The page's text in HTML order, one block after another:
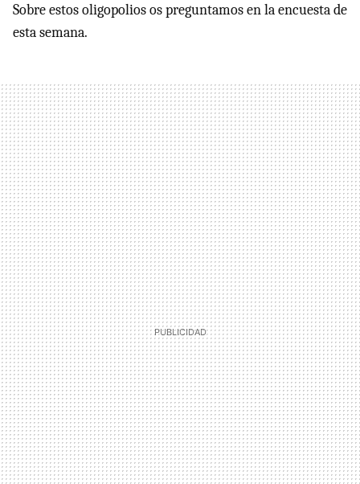
Sobre estos oligopolios os preguntamos en la encuesta de
esta semana.